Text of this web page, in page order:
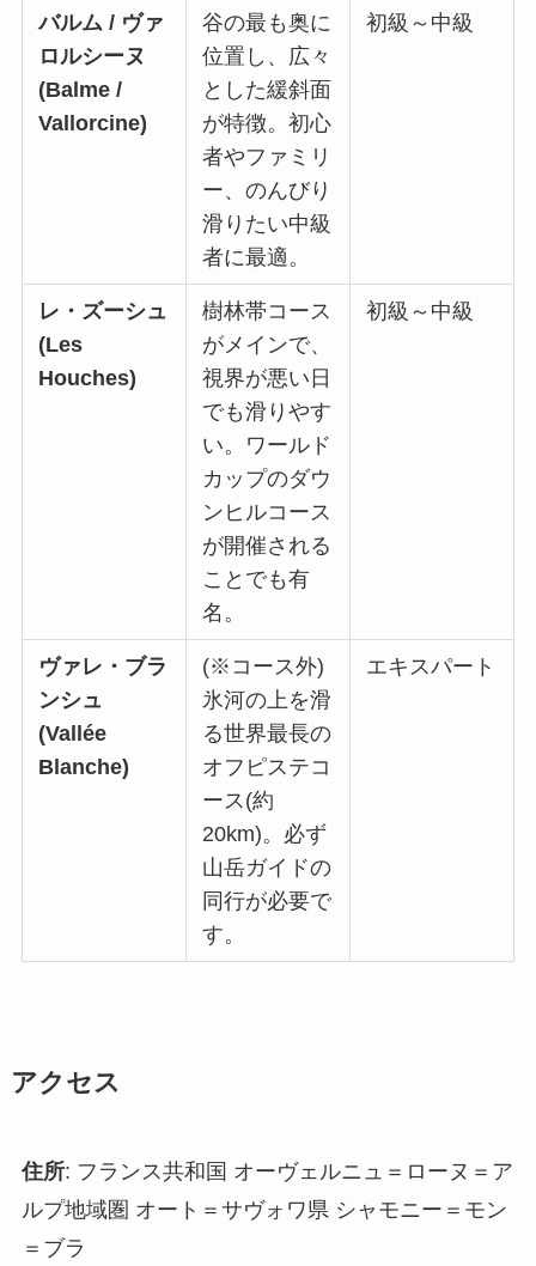
バルム / ヴァ
ロルシーヌ
(Balme /
Vallorcine)
谷の最も奥に
位置し、広々
とした緩斜面
が特徴。初心
者やファミリ
ー、のんびり
滑りたい中級
者に最適。
初級～中級
レ・ズーシュ
(Les
Houches)
樹林帯コース
がメインで、
視界が悪い日
でも滑りやす
い。ワールド
カップのダウ
ンヒルコース
が開催される
ことでも有
名。
初級～中級
ヴァレ・ブラ
ンシュ
(Vallée
Blanche)
(※コース外)
氷河の上を滑
る世界最長の
オフピステコ
ース(約
20km)。必ず
山岳ガイドの
同行が必要で
す。
エキスパート
アクセス
住所: フランス共和国 オーヴェルニュ＝ローヌ＝ア
ルプ地域圏 オート＝サヴォワ県 シャモニー＝モン
＝ブラ